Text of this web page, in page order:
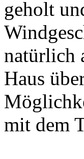
geholt
natürlich
Haus
mit dem